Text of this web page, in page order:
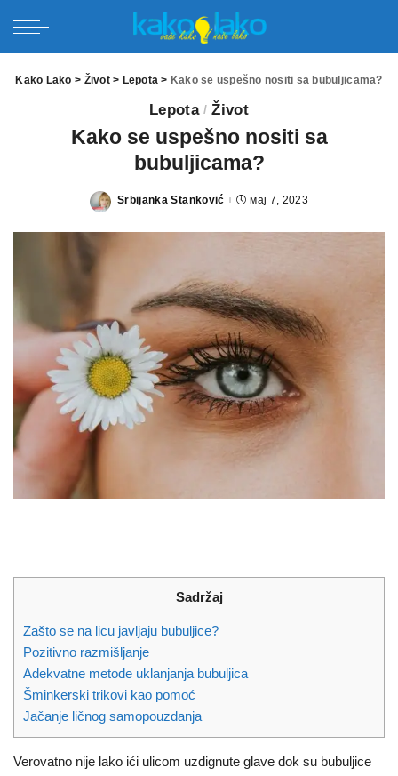
Kako Lako > Život> Lepota > Kako se uspešno nositi sa bubuljicama?
Lepota Život
Kako se uspešno nositi sa
bubuljicama?
Posted
Srbijanka Stanković мај 7, 2023
Sadržaj
Zašto se na licu javljaju bubuljice?
Pozitivno razmišljanje
Adekvatne metode uklanjanja bubuljica
Šminkerski trikovi kao pomoć
Jačanje ličnog samopouzdanja
Verovatno nije lako ići ulicom uzdignute glave dok su bubuljice